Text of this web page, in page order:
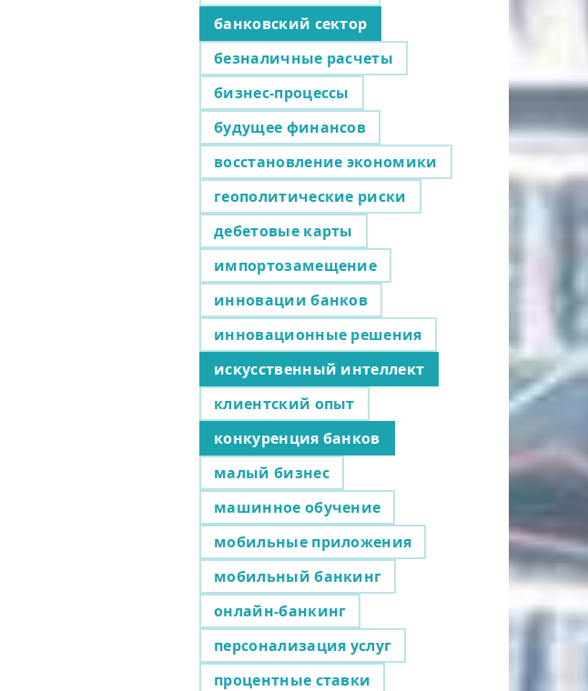
банковский сектор
безналичные расчеты
бизнес-процессы
будущее финансов
восстановление экономики
геополитические риски
дебетовые карты
импортозамещение
инновации банков
инновационные решения
искусственный интеллект
клиентский опыт
конкуренция банков
малый бизнес
машинное обучение
мобильные приложения
мобильный банкинг
онлайн-банкинг
персонализация услуг
процентные ставки